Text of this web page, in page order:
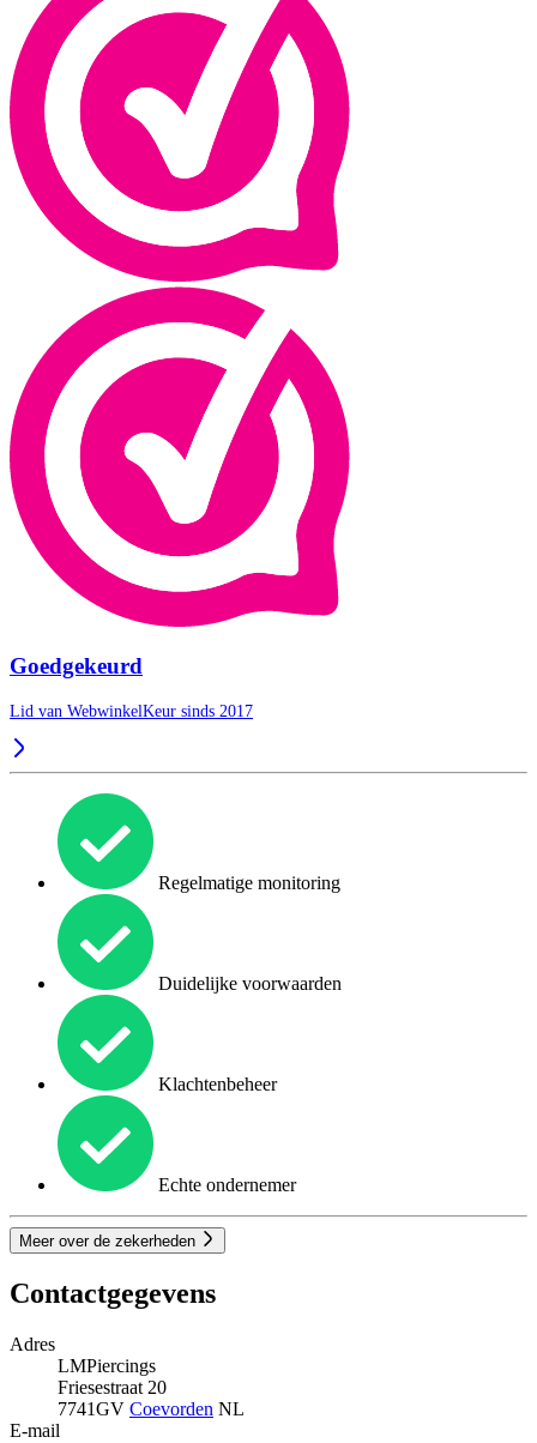
Goedgekeurd
Lid van WebwinkelKeur sinds 2017
Regelmatige monitoring
Duidelijke voorwaarden
Klachtenbeheer
Echte ondernemer
Meer over de zekerheden
Contactgegevens
Adres
LMPiercings
Friesestraat 20
7741GV Coevorden NL
E-mail